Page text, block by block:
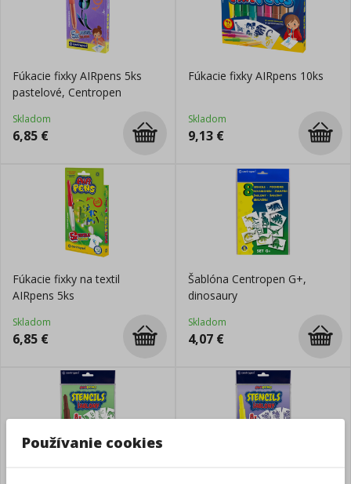
Fúkacie fixky AIRpens 5ks
pastelové, Centropen
Skladom
6,85 €
Fúkacie fixky AIRpens 10ks
Skladom
9,13 €
Fúkacie fixky na textil
AIRpens 5ks
Skladom
6,85 €
Šablóna Centropen G+,
dinosaury
Skladom
4,07 €
Používanie cookies